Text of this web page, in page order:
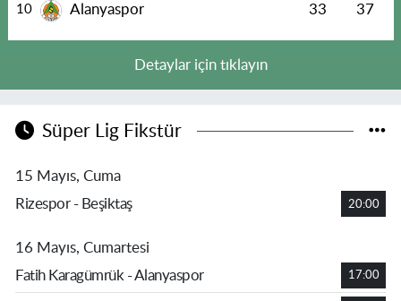
10 Alanyaspor 33 37
Detaylar için tıklayın
Süper Lig Fikstür
15 Mayıs, Cuma
Rizespor - Beşiktaş
20:00
16 Mayıs, Cumartesi
Fatih Karagümrük - Alanyaspor
17:00